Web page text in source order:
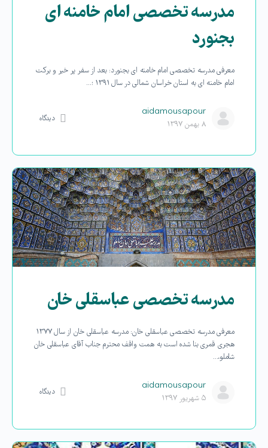
مدرسه تخصصی امام خامنه ای
بجنورد
معرفی مدرسه تخصصی امام خامنه ای بجنورد: بعد از سفر پر خیر و برکت
امام خامنه ای به استان خراسان شمالی در سال ۱۳۹۱ ؛…
aidamousapour
۸ بهمن ۱۳۹۷
دیدگاه
مدرسه تخصصی عباسقلی خان
معرفی مدرسه تخصصی عباسقلی خان: مدرسه عباسقلی خان از سال ۱۳۷۷
هجری قمری بنا شده است به همت واقف محترم جناب آقای عباسقلی خان
شاملو،…
aidamousapour
۵ شهریور ۱۳۹۷
دیدگاه